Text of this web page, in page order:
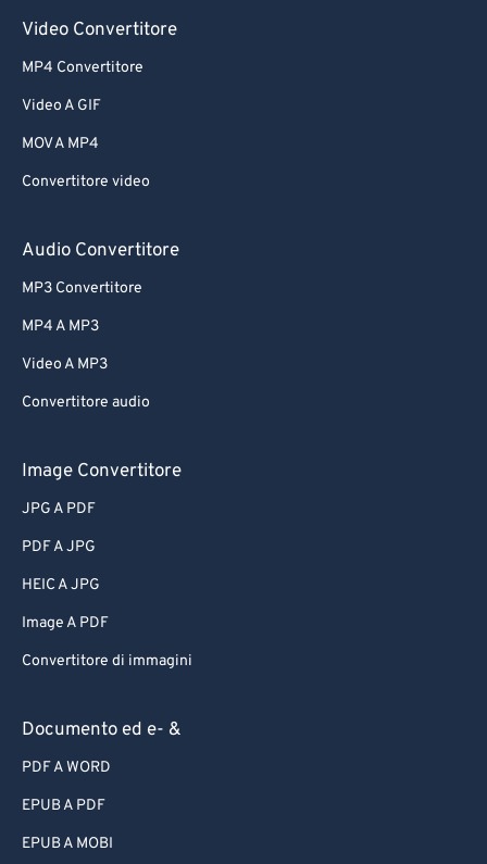
Video Convertitore
MP4 Convertitore
Video A GIF
MOV A MP4
Convertitore video
Audio Convertitore
MP3 Convertitore
MP4 A MP3
Video A MP3
Convertitore audio
Image Convertitore
JPG A PDF
PDF A JPG
HEIC A JPG
Image A PDF
Convertitore di immagini
Documento ed e- &
PDF A WORD
EPUB A PDF
EPUB A MOBI